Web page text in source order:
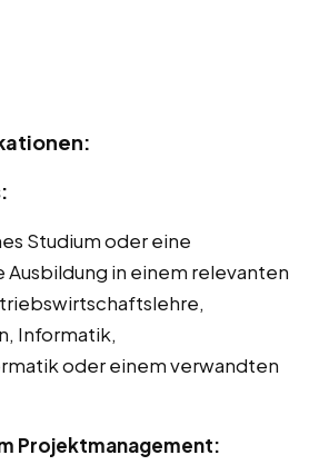
Studium oder eine
in einem relevanten
Informatik,
oder einem verwandten
Projektmanagement: